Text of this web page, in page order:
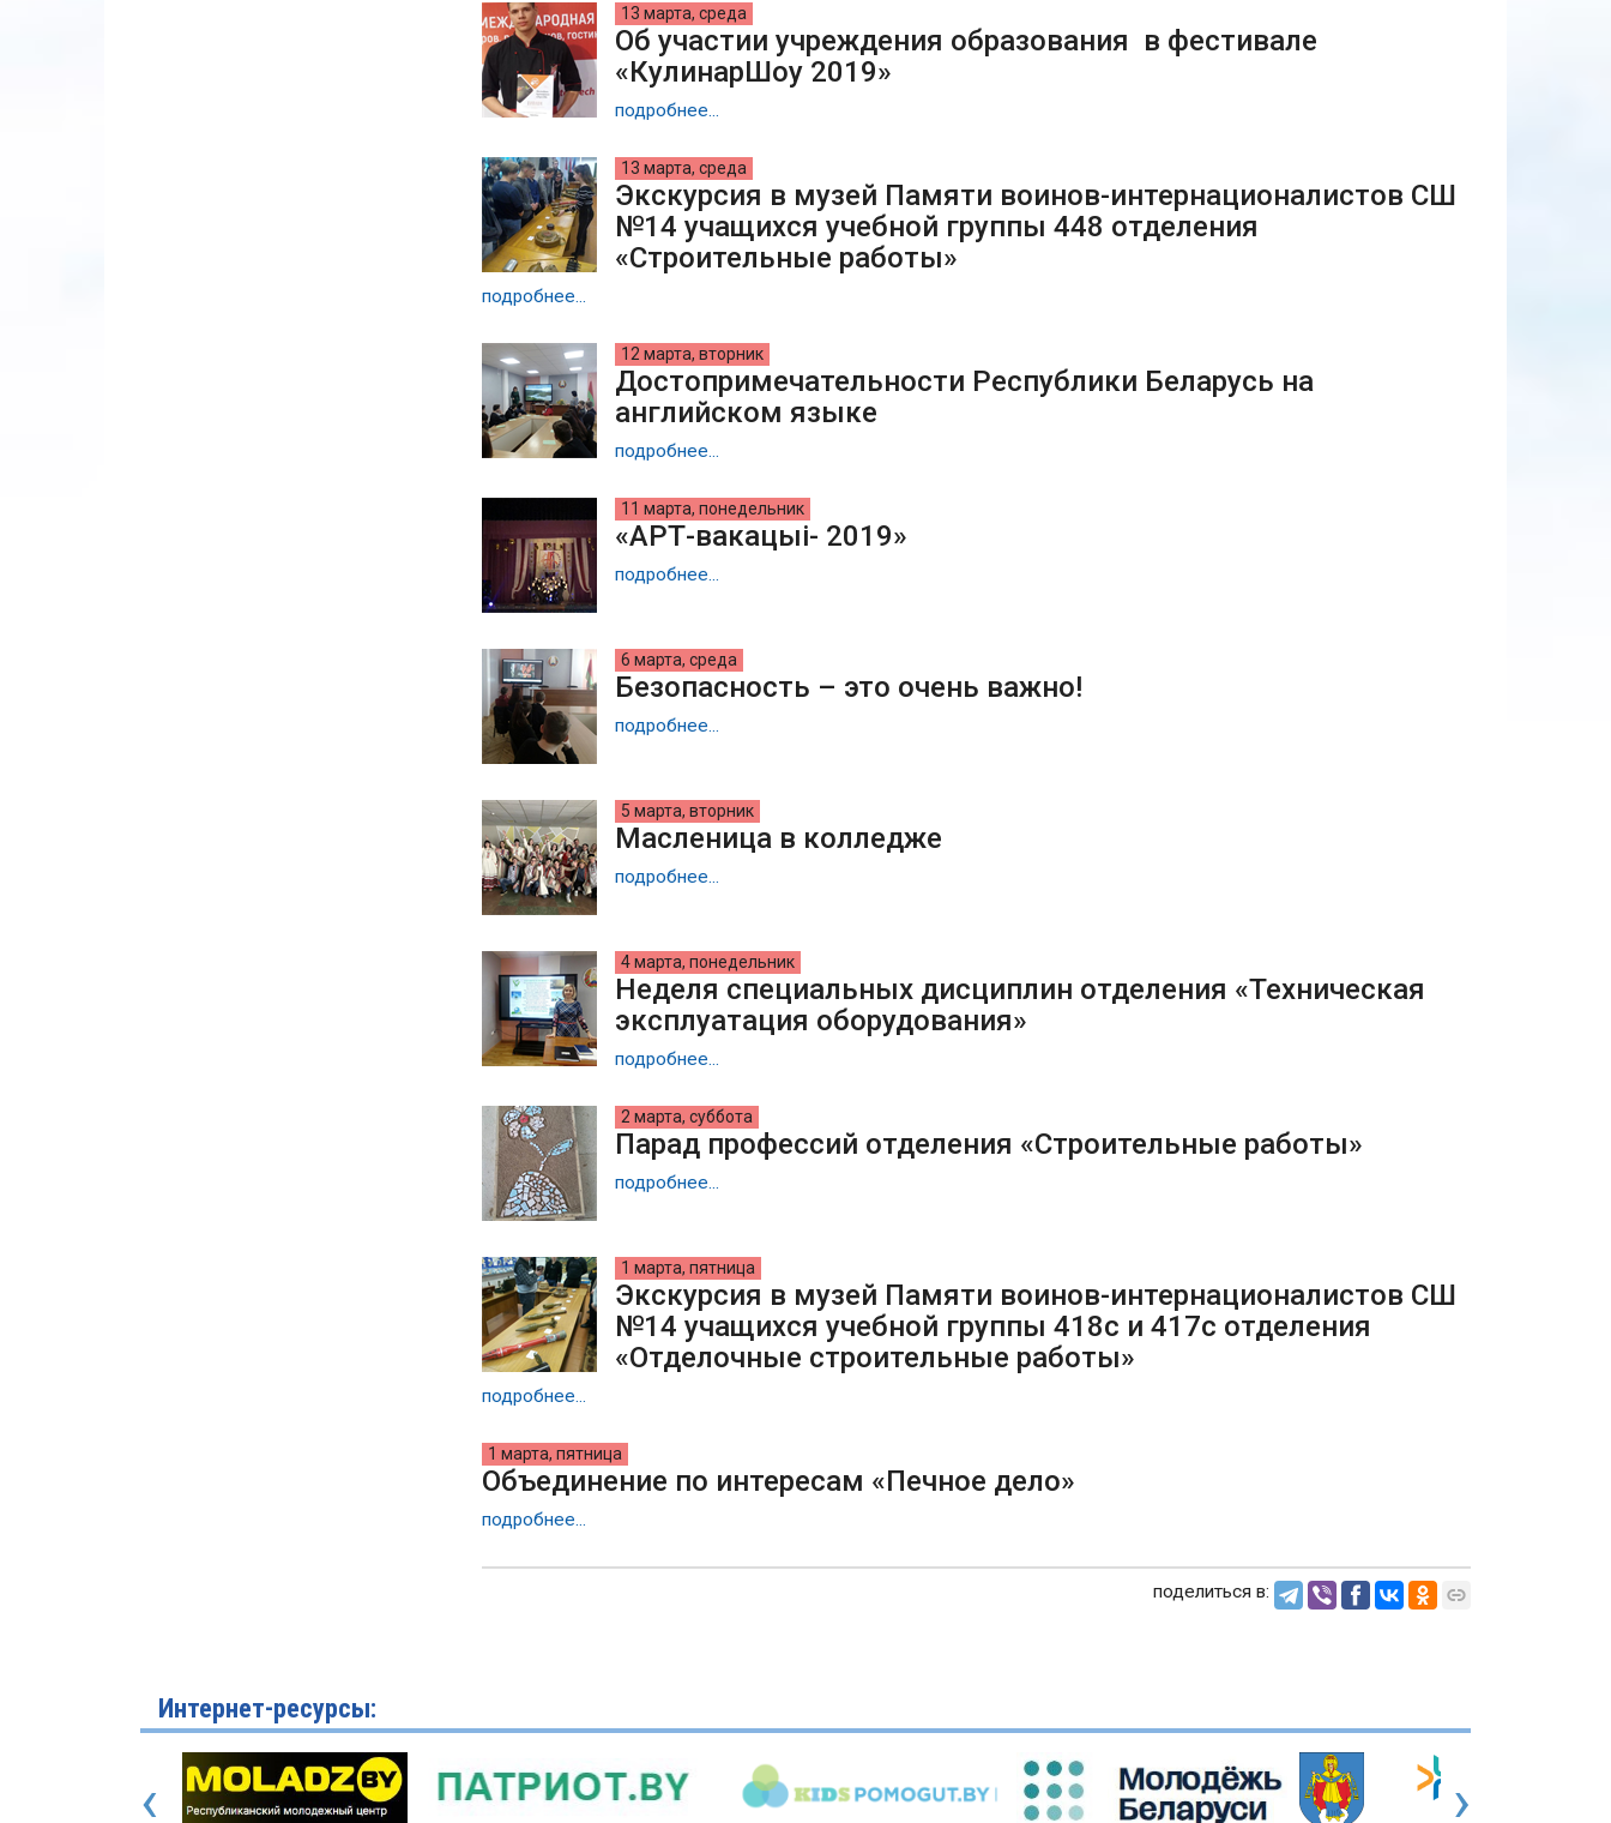
13 марта, среда
Об участии учреждения образования в фестивале
«КулинарШоу 2019»
подробнее...
13 марта, среда
Экскурсия в музей Памяти воинов-интернационалистов СШ
№14 учащихся учебной группы 448 отделения
«Строительные работы»
подробнее...
12 марта, вторник
Достопримечательности Республики Беларусь на
английском языке
подробнее...
11 марта, понедельник
«АРТ-вакацыi- 2019»
подробнее...
6 марта, среда
Безопасность – это очень важно!
подробнее...
5 марта, вторник
Масленица в колледже
подробнее...
4 марта, понедельник
Неделя специальных дисциплин отделения «Техническая
эксплуатация оборудования»
подробнее...
2 марта, суббота
Парад профессий отделения «Строительные работы»
подробнее...
1 марта, пятница
Экскурсия в музей Памяти воинов-интернационалистов СШ
№14 учащихся учебной группы 418с и 417с отделения
«Отделочные строительные работы»
подробнее...
1 марта, пятница
Объединение по интересам «Печное дело»
подробнее...
поделиться в:
Интернет-ресурсы:
‹ ›